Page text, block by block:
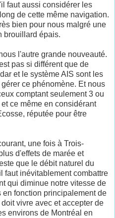
faut aussi considérer les
de cette même navigation.
bien pour nous malgré une
brouillard épais.
l'autre grande nouveauté.
pas si différent que de
et le système AIS sont les
ce phénomène. Et nous
comptant seulement 3 ou
ce même en considérant
réputée pour être
une fois à Trois-
d'effets de marée et
que le débit naturel du
faut inévitablement combattre
qui diminue notre vitesse de
fonction principalement de
vivre avec et accepter de
environs de Montréal en